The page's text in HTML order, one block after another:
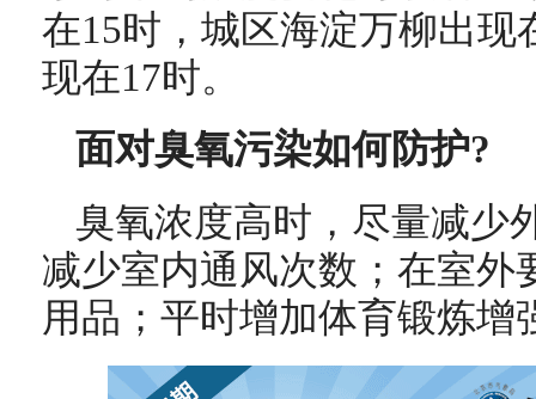
在15时，城区海淀万柳出现
现在17时。
面对臭氧污染如何防护?
臭氧浓度高时，尽量减少
减少室内通风次数；在室外
用品；平时增加体育锻炼增